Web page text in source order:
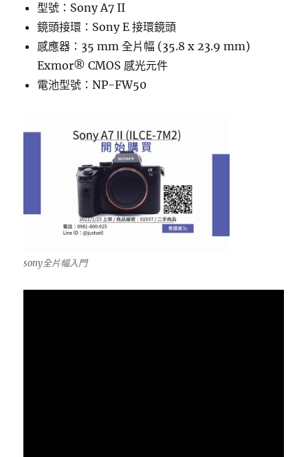
型號：Sony A7 II
鏡頭接環：Sony E 接環鏡頭
感應器：35 mm 全片幅 (35.8 x 23.9 mm)
Exmor® CMOS 感光元件
電池型號：NP-FW50
sony全片幅入門